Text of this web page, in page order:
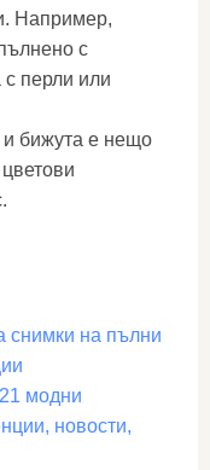
Например,
с
перли или
и бижута е нещо
снимки на пълни
модни
новости,